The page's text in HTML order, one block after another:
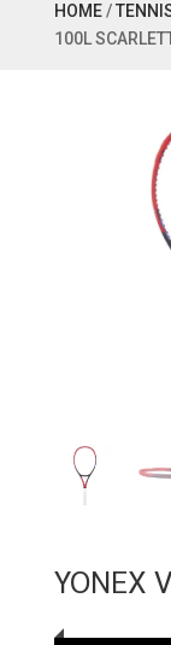
HOME/
100L
YONEX